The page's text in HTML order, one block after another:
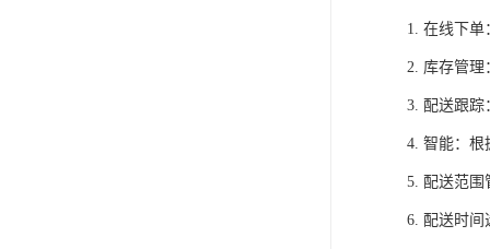
1. 在线下单
2. 库存管理
3. 配送跟踪
4. 智能：根
5. 配送范围
6. 配送时间